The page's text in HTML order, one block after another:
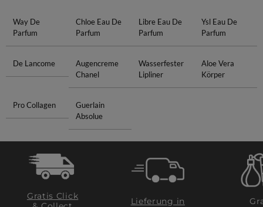
Way De
Parfum
Chloe Eau De
Parfum
Libre Eau De
Parfum
Ysl Eau De
Parfum
De Lancome
Augencreme
Chanel
Wasserfester
Lipliner
Aloe Vera
Körper
Pro Collagen
Guerlain
Absolue
Gratis Click
Lieferung in